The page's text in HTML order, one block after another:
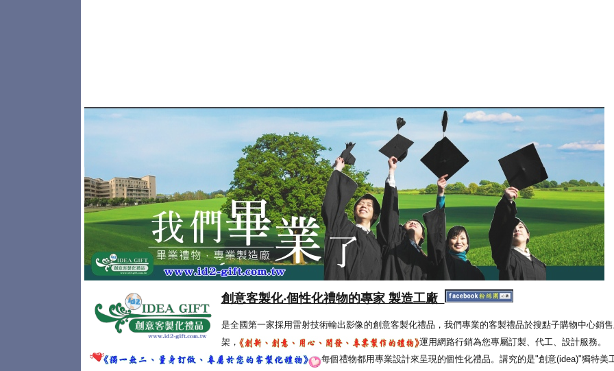
創意客製化‧個性化禮物的專家 製造工廠
是全國第一家採用雷射技術輸出影像的創意客製化禮品，我們專業的客製禮品於搜點子購物中心銷
架，
運用網路行銷為您專屬訂製、代工、設計服務。
每個禮物都用專業設計來呈現的個性化禮品。講究的是"創意(idea)"獨特美